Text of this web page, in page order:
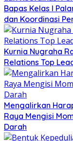
Bapas Kelas I
dan Koordinasi
Kurnia Nugraha
Relations Top
Mengalirkan
Raya Mengisi
Darah